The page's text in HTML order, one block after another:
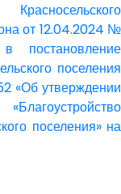
от 12.04.2024 №
постановление
поселения
«Об утверждении
поселения» на